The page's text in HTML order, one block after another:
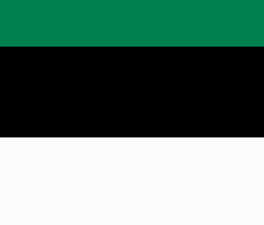
aérien